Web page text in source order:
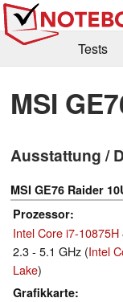
Tests
Kaufberatung
Forum
MSI
Ausstattung /
MSI GE76 Raider
Prozessor
Intel Core i7-10875H
2.3 - 5.1 GHz (Intel
Lake)
Grafikkarte